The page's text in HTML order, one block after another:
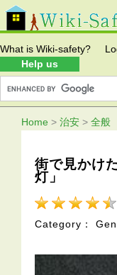
What is Wiki-safety?
Help us
Home > 治安 > 全般
街で見かけ
灯」
Category：